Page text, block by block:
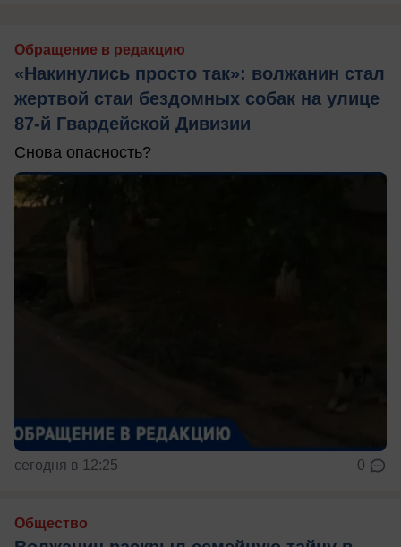
Обращение в редакцию
«Накинулись просто так»: волжанин стал
жертвой стаи бездомных собак на улице
87-й Гвардейской Дивизии
Снова опасность?
сегодня в 12:25 0
Общество